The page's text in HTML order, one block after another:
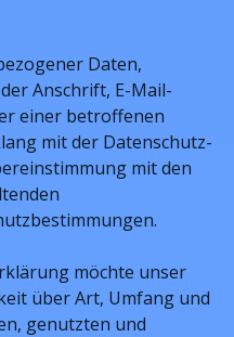
Daten,
Anschrift, E-Mail-
einer betroffenen
mit der Datenschutz-
mit den
möchte unser
über Art, Umfang und
genutzten und